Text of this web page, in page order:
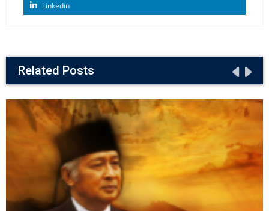
Linkedin
Related Posts